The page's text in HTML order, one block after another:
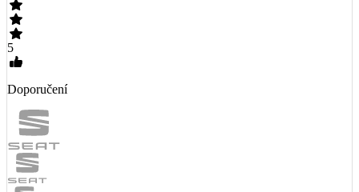
5
Doporučení